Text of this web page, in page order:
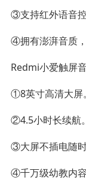
③支持红外语音
④拥有澎湃音质，
Redmi小爱触屏
①8英寸高清大屏。
②4.5小时长续航。
③大屏不插电随时
④千万级幼教内容